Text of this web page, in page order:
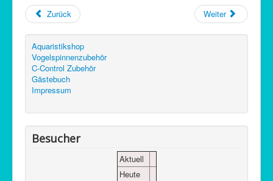
Zurück Weiter
Aquaristikshop
Vogelspinnenzubehör
C-Control Zubehör
Gästebuch
Impressum
Besucher
Aktuell
Heute